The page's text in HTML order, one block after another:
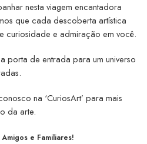
nesta viagem encantadora
que cada descoberta artística
curiosidade e admiração em você.
porta de entrada para um universo
na ‘CuriosArt’ para mais
da arte.
e Familiares!